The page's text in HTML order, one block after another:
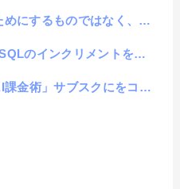
ではなく、人のためにすると報われる
リメントを深掘りするアラカルト
ブスクにをコスパ良く使い倒す方法